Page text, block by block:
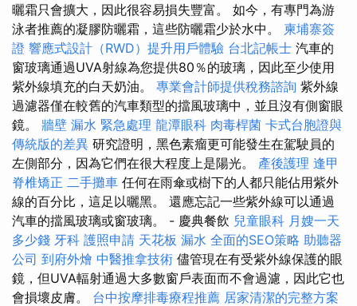
曬霜只會擴大，因此很容易損失豐富。 如今，有專門為游
泳者推薦的凝膠防曬霜，這些防曬霜少於水中。 柬埔寨簽
證 響應式設計（RWD）提升用戶體驗 台北記帳士 汽車的
窗玻璃通過UVA射線為您提供80％的玻璃，因此至少使用
紫外線填充的白天奶油。 專業會計師提供稅務諮詢 紫外線
過濾器僅在較舊的汽車類型的擋風玻璃中，並且沒有側窗眼
鏡。 牆壁 漏水 緊急處理 龍潭眼科 肉毒桿菌 卡式台胞證與
傳統版的差異 研究證明，黑色素瘤更可能發生在駕駛員的
左側部分，因為它們在很大程度上是陽光。 產後護理 逢甲
脊椎矯正 二手攤車 任何在雨傘或樹下的人都只能佔用紫外
線的百分比，這足以曬黑。 還應忘記一些紫外線可以通過
汽車的擋風玻璃或窗玻璃。 - 慶典餐飲 兒童眼科 月嫂一天
多少錢 牙科 護照申請 天花板 漏水 全面的SEO策略 助聽器
公司 到府外燴 中醫推拿技術 儘管現在有受紫外線保護的眼
鏡，但UVA輻射通過大多數窗戶表面而不會過濾，因此它也
會損壞皮膚。 台中按摩排毒療程推薦 居家清潔的完整方案